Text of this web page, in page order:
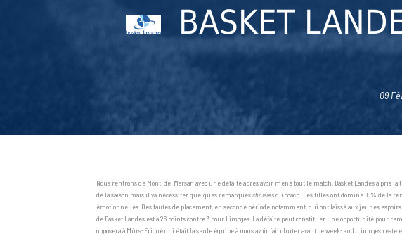
BASKET
09
Nous rentrons de Mont-de-Marsan avec une défaite après avoir mené tout le match. Basket Landes a pris
de la saison mais il va nécessiter quelques remarqueschoisiesdu coach. Les filles ont dominé 80% de la
émotionnelles. Des fautes de placement, en seconde période notamment, qui ont laissé aux jeunes
de Basket Landes est à 26 points contre 3 pour Limoges. La défaite peut constituer une opportunité pour
opposera à Mûrs-Erigné qui était la seule équipe à nous avoir fait chuter avant ce week-end. Limoges reste